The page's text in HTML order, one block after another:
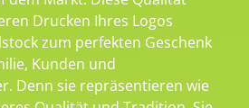
Drucken Ihres Logos
zum perfekten Geschenk
Kunden und
Denn sie repräsentieren wie